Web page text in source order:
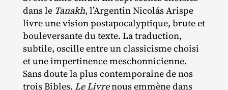
dans le Tanakh, l’Argentin Nicolás Arispe
livre une vision postapocalyptique, brute et
bouleversante du texte. La traduction,
subtile, oscille entre un classicisme choisi
et une impertinence meschonnicienne.
Sans doute la plus contemporaine de nos
trois Bibles, Le Livrenous emmène dans